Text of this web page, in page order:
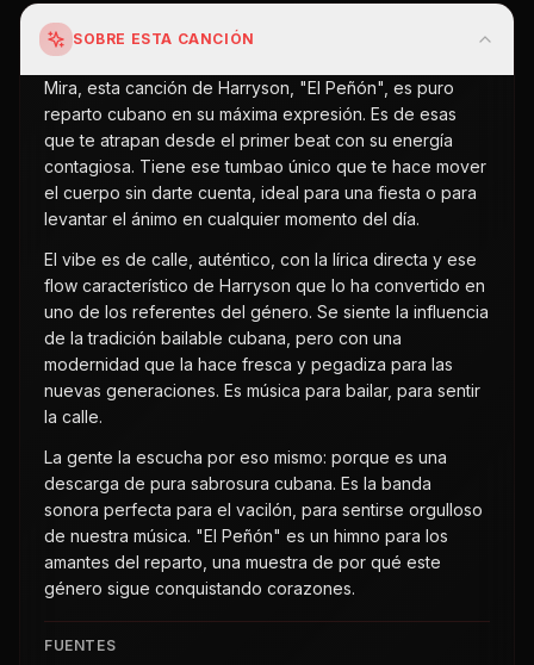
SOBRE ESTA CANCIÓN
Mira, esta canción de Harryson, "El Peñón", es puro
reparto cubano en su máxima expresión. Es de esas
que te atrapan desde el primer beat con su energía
contagiosa. Tiene ese tumbao único que te hace mover
el cuerpo sin darte cuenta, ideal para una fiesta o para
levantar el ánimo en cualquier momento del día.
El vibe es de calle, auténtico, con la lírica directa y ese
flow característico de Harryson que lo ha convertido en
uno de los referentes del género. Se siente la influencia
de la tradición bailable cubana, pero con una
modernidad que la hace fresca y pegadiza para las
nuevas generaciones. Es música para bailar, para sentir
la calle.
La gente la escucha por eso mismo: porque es una
descarga de pura sabrosura cubana. Es la banda
sonora perfecta para el vacilón, para sentirse orgulloso
de nuestra música. "El Peñón" es un himno para los
amantes del reparto, una muestra de por qué este
género sigue conquistando corazones.
FUENTES